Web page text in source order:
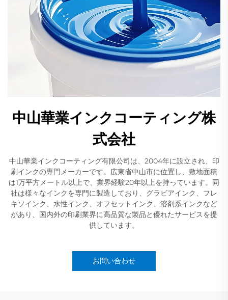
中山華業インクコーティング株
式会社
中山華業インクコーティング有限公司は、2004年に設立され、印
刷インクの専門メーカーです。広東省中山市に位置し、敷地面積
は1万平方メートル以上で、業界経験20年以上を持っています。同
社は様々なインクを専門に製造しており、グラビアインク、フレ
キソインク、水性インク、オフセットインク、溶剤系インクなど
があり、国内外の印刷業界に高品質な製品と優れたサービスを提
供しています。
お問い合わせ